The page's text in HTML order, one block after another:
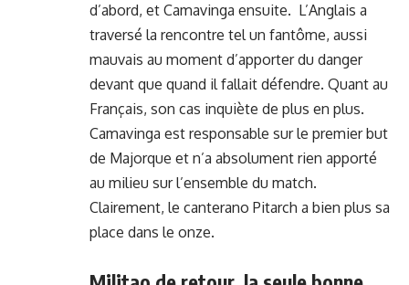
d’abord, et Camavinga ensuite. L’Anglais a
traversé la rencontre tel un fantôme, aussi
mauvais au moment d’apporter du danger
devant que quand il fallait défendre. Quant au
Français, son cas inquiète de plus en plus.
Camavinga est responsable sur le premier but
de Majorque et n’a absolument rien apporté
au milieu sur l’ensemble du match.
Clairement, le canterano Pitarch a bien plus sa
place dans le onze.